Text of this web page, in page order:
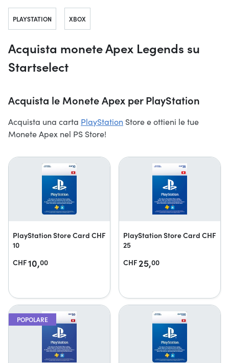
Vai a...
PLAYSTATION XBOX
Acquista monete Apex Legends su
Startselect
Acquista le Monete Apex per PlayStation
Acquista una carta PlayStation Store e ottieni le tue
Monete Apex nel PS Store!
PlayStation Store Card CHF
10
CHF10,00
PlayStation Store Card CHF
25
CHF 25,00
POPOLARE